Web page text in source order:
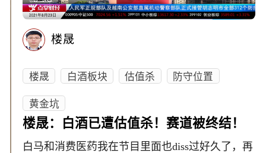
楼晟
楼晟 白酒板块 估值杀
防守位置
黄金坑
楼晟：白酒已遭估值杀！赛道被终结！
白马和消费医药我在节目里面也diss过好久了，再